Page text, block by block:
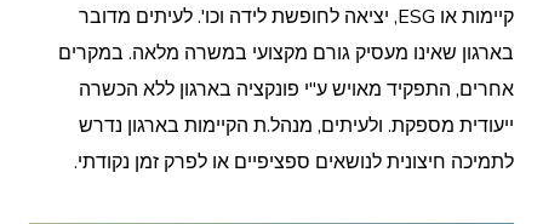
קיימות או ESG, יציאה לחופשת לידה וכו'. לעיתים מדובר
בארגון שאינו מעסיק גורם מקצועי במשרה מלאה. במקרים
אחרים, התפקיד מאויש ע"י פונקציה בארגון ללא הכשרה
ייעודית מספקת. ולעיתים, מנהל.ת הקיימות בארגון נדרש
לתמיכה חיצונית לנושאים ספציפיים או לפרק זמן נקודתי.